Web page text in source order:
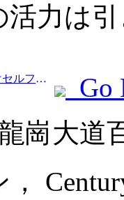
活力は
Prev:中国初の外国人観光客向けセルフサービス文化観光消費システムが上海で開始
Go
崗大道